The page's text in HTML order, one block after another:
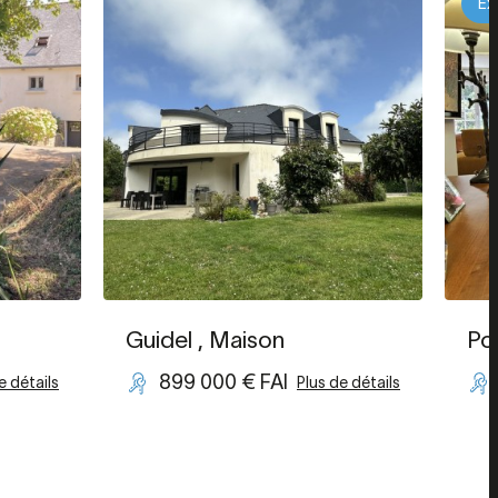
détails
Guidel , Maison
899 000 € FAI Plus de détails